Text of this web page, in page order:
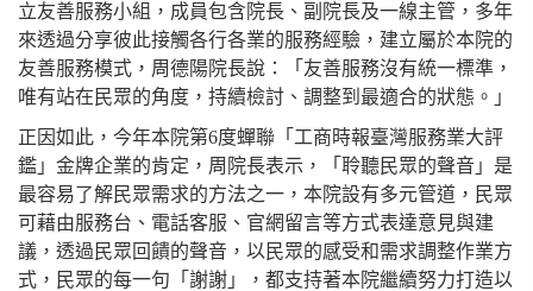
立友善服務小組，成員包含院長、副院長及一線主管，多年
來透過分享彼此接觸各行各業的服務經驗，建立屬於本院的
友善服務模式，周德陽院長說：「友善服務沒有統一標準，
唯有站在民眾的角度，持續檢討、調整到最適合的狀態。」
正因如此，今年本院第6度蟬聯「工商時報臺灣服務業大評
鑑」金牌企業的肯定，周院長表示，「聆聽民眾的聲音」是
最容易了解民眾需求的方法之一，本院設有多元管道，民眾
可藉由服務台、電話客服、官網留言等方式表達意見與建
議，透過民眾回饋的聲音，以民眾的感受和需求調整作業方
式，民眾的每一句「謝謝」，都支持著本院繼續努力打造以